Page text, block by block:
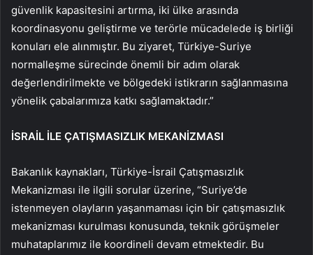
güvenlik kapasitesini artırma, iki ülke arasında
koordinasyonu geliştirme ve terörle mücadelede iş birliği
konuları ele alınmıştır. Bu ziyaret, Türkiye-Suriye
normalleşme sürecinde önemli bir adım olarak
değerlendirilmekte ve bölgedeki istikrarın sağlanmasına
yönelik çabalarımıza katkı sağlamaktadır.”
İSRAİL İLE ÇATIŞMASIZLIK MEKANİZMASI
Bakanlık kaynakları, Türkiye-İsrail Çatışmasızlık
Mekanizması ile ilgili sorular üzerine, “Suriye’de
istenmeyen olayların yaşanmaması için bir çatışmasızlık
mekanizması kurulması konusunda, teknik görüşmeler
muhataplarımız ile koordineli devam etmektedir. Bu